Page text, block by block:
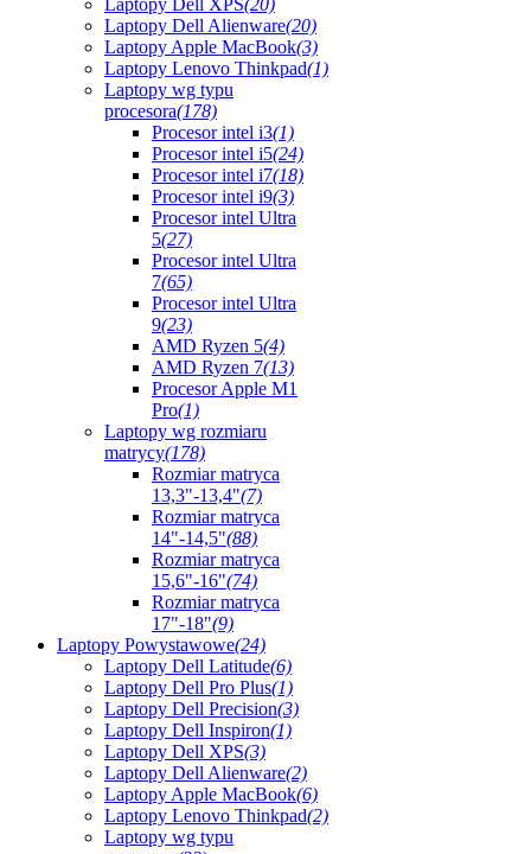
Laptopy Dell XPS(20)
Laptopy Dell Alienware(20)
Laptopy Apple MacBook(3)
Laptopy Lenovo Thinkpad(1)
Laptopy wg typu
procesora(178)
Procesor intel i3(1)
Procesor intel i5(24)
Procesor intel i7(18)
Procesor intel i9(3)
Procesor intel Ultra
5(27)
Procesor intel Ultra
7(65)
Procesor intel Ultra
9(23)
AMD Ryzen 5(4)
AMD Ryzen 7(13)
Procesor Apple M1
Pro(1)
Laptopy wg rozmiaru
matrycy(178)
Rozmiar matryca
13,3"-13,4"(7)
Rozmiar matryca
14"-14,5"(88)
Rozmiar matryca
15,6"-16"(74)
Rozmiar matryca
17"-18"(9)
Laptopy Powystawowe(24)
Laptopy Dell Latitude(6)
Laptopy Dell Pro Plus(1)
Laptopy Dell Precision(3)
Laptopy Dell Inspiron(1)
Laptopy Dell XPS(3)
Laptopy Dell Alienware(2)
Laptopy Apple MacBook(6)
Laptopy Lenovo Thinkpad(2)
Laptopy wg typu